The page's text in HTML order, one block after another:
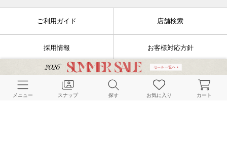
ご利用ガイド 店舗検索
採用情報 お客様対応方針
利用規約 企業情報
メニュー スナップ 探す お気に入り カート